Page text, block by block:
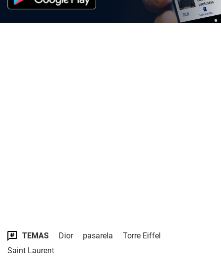
TEMAS Dior pasarela
Torre Eiffel
Saint Laurent